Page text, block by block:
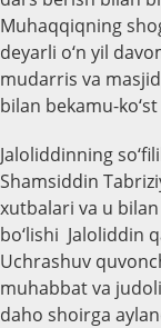
Muhaqqiqning
deyarli o‘n yil
mudarris va
bilan bekamu-
Jaloliddinning
Shamsiddin
xutbalari va u
bo‘lishi Jaloliddin
Uchrashuv
muhabbat va
daho shoirga